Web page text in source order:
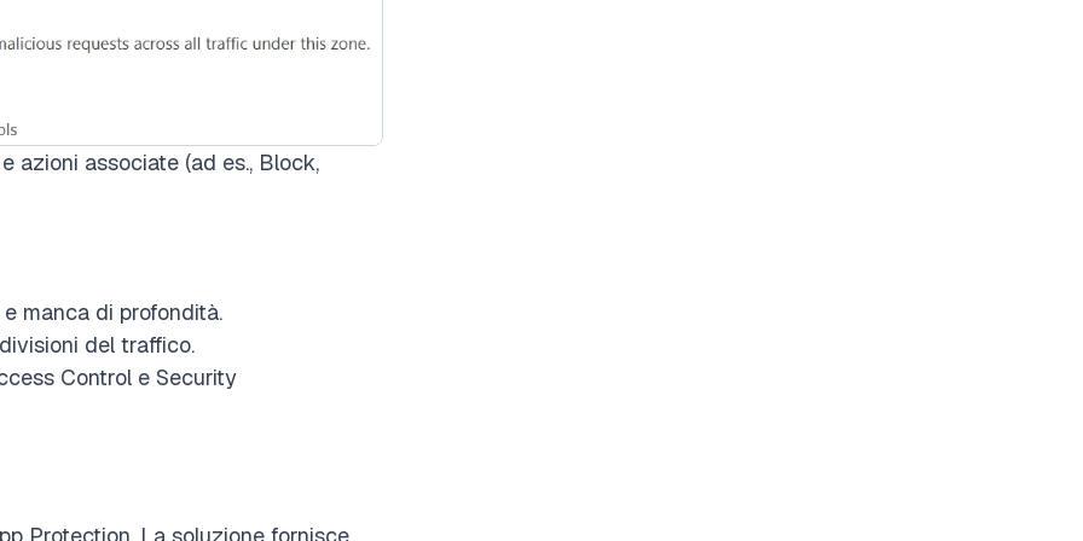
azioni associate (ad es., Block,
manca di profondità.
del traffico.
Control e Security